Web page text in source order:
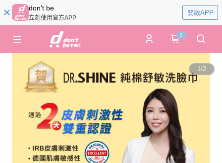
don't be
立刻使用官方APP
開啟APP
0
1/2